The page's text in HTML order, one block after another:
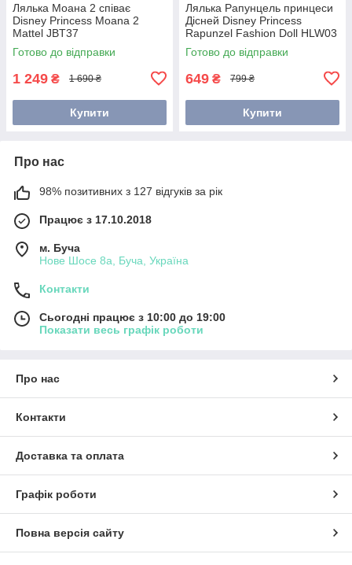
Лялька Моана 2 співає
Disney Princess Moana 2
Mattel JBT37
Готово до відправки
1 249 ₴ 1 690 ₴
Купити
Лялька Рапунцель принцеси
Дісней Disney Princess
Rapunzel Fashion Doll HLW03
Готово до відправки
649 ₴ 799 ₴
Купити
Про нас
98% позитивних з 127 відгуків за рік
Працює з 17.10.2018
м. Буча
Нове Шосе 8а, Буча, Україна
Контакти
Сьогодні працює з 10:00 до 19:00
Показати весь графік роботи
Про нас
Контакти
Доставка та оплата
Графік роботи
Повна версія сайту